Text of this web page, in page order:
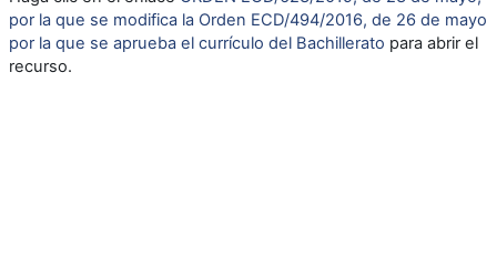
por la que se modifica la Orden ECD/494/2016, de 26 de mayo
por la que se aprueba el currículo del Bachillerato para abrir el
recurso.